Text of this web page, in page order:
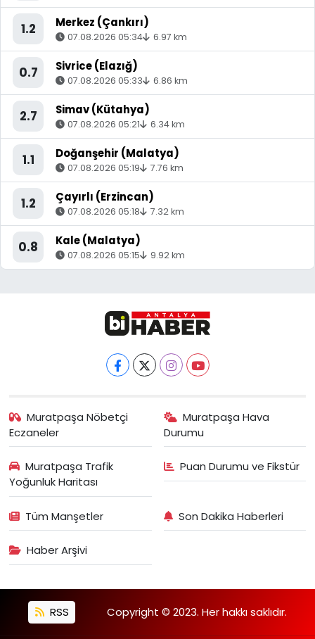
1.2 Merkez (Çankırı)
07.08.2026 05:34 6.97 km
0.7 Sivrice (Elazığ)
07.08.2026 05:33 6.86 km
2.7 Simav (Kütahya)
07.08.2026 05:21 6.34 km
1.1 Doğanşehir (Malatya)
07.08.2026 05:19 7.76 km
1.2 Çayırlı (Erzincan)
07.08.2026 05:18 7.32 km
0.8 Kale (Malatya)
07.08.2026 05:15 9.92 km
Muratpaşa Nöbetçi
Eczaneler
Muratpaşa Hava
Durumu
Muratpaşa Trafik
Yoğunluk Haritası
Puan Durumu ve Fikstür
Tüm Manşetler Son Dakika Haberleri
Haber Arşivi
RSS Copyright © 2023. Her hakkı saklıdır.